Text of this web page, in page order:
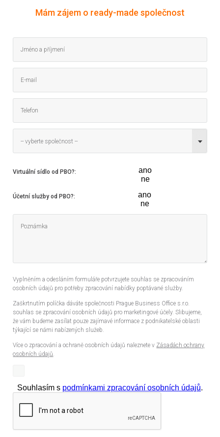
Mám zájem o ready-made společnost
-- vyberte společnost --
Virtuální sídlo od PBO?:
ano
ne
Účetní služby od PBO?:
ano
ne
Vyplněním a odesláním formuláře potvrzujete souhlas se zpracováním
osobních údajů pro potřeby zpracování nabídky poptávané služby.
Zaškrtnutím políčka dáváte společnosti Prague Business Office s.r.o.
souhlas se zpracování osobních údajů pro marketingové účely. Slibujeme,
že vám budeme zasílat pouze zajímavé informace z podnikatelské oblasti
týkající se námi nabízených služeb.
Více o zpracování a ochraně osobních údajů naleznete v Zásadách ochrany
osobních údajů.
Souhlasím s podmínkami zpracování osobních údajů.